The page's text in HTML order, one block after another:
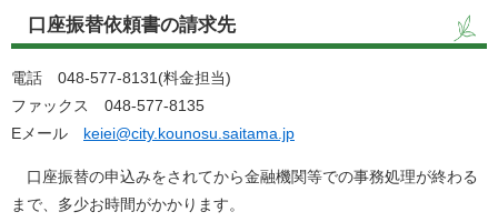
口座振替依頼書の請求先
電話 048-577-8131(料金担当)
ファックス 048-577-8135
Eメール keiei@city.kounosu.saitama.jp
口座振替の申込みをされてから金融機関等での事務処理が終わる
まで、多少お時間がかかります。